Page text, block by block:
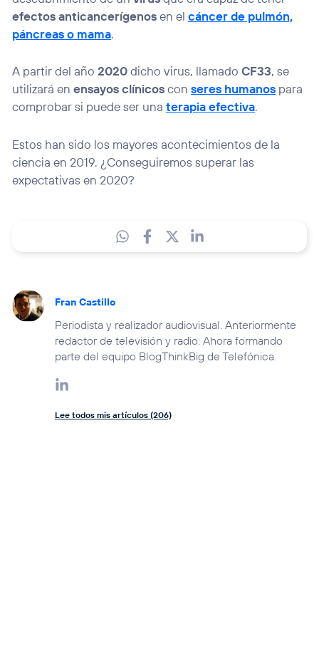
efectos anticancerígenosen elcáncer de pulmón,
páncreas o mama.
A partir del año2020dicho virus, llamadoCF33, se
utilizará enensayos clínicosconseres humanos para
comprobar si puede ser unaterapia efectiva.
Estos han sido los mayores acontecimientos de la
ciencia en 2019. ¿Conseguiremos superar las
expectativas en 2020?
Fran Castillo
Periodista y realizador audiovisual. Anteriormente
redactor de televisión y radio. Ahora formando
parte del equipo BlogThinkBig de Telefónica.
Lee todos mis artículos (206)